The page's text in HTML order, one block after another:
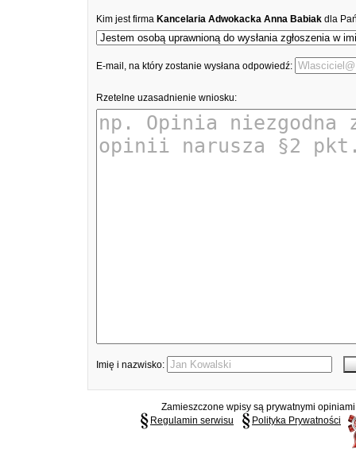
Kim jest firma Kancelaria Adwokacka Anna Babiak dla
E-mail, na który zostanie wysłana odpowiedź:
Rzetelne uzasadnienie wniosku:
Imię i nazwisko:
Zamieszczone wpisy są prywatnymi
Regulamin serwisu
Polityka Prywatności